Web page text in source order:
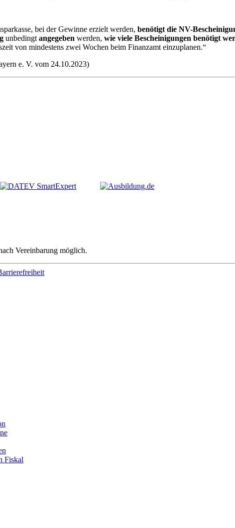
bei der Gewinne erzielt werden, benötigt die NV-
unbedingt angegeben werden, wie viele Bescheinigungen benötigt
von mindestens zwei Wochen beim Finanzamt einzuplanen.“
e. V. vom 24.10.2023)
Vereinbarung möglich.
Fiskal